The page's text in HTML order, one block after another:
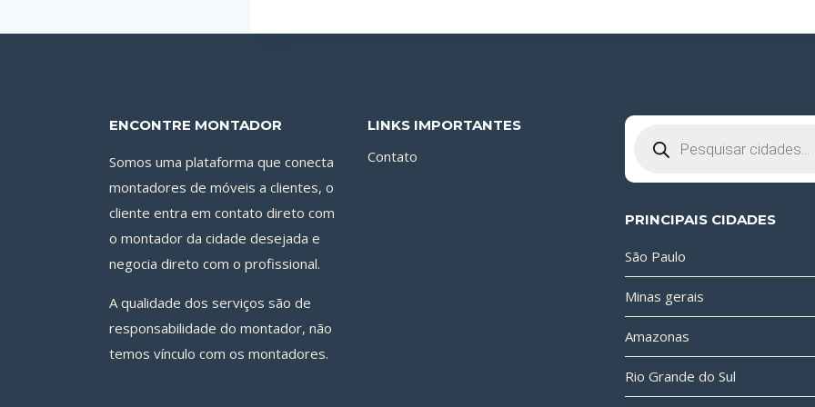
ENCONTRE MONTADOR
Somos uma plataforma que conecta
montadores de móveis a clientes, o
cliente entra em contato direto com
o montador da cidade desejada e
negocia direto com o profissional.
A qualidade dos serviços são de
responsabilidade do montador, não
temos vínculo com os montadores.
LINKS IMPORTANTES
Contato
produtos
PRINCIPAIS CIDADES
São Paulo
Minas gerais
Amazonas
Rio Grande do Sul